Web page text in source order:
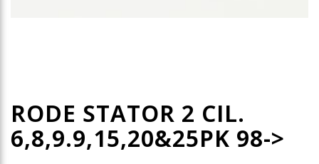
RODE STATOR 2 CIL.
6,8,9.9,15,20&25PK 98->